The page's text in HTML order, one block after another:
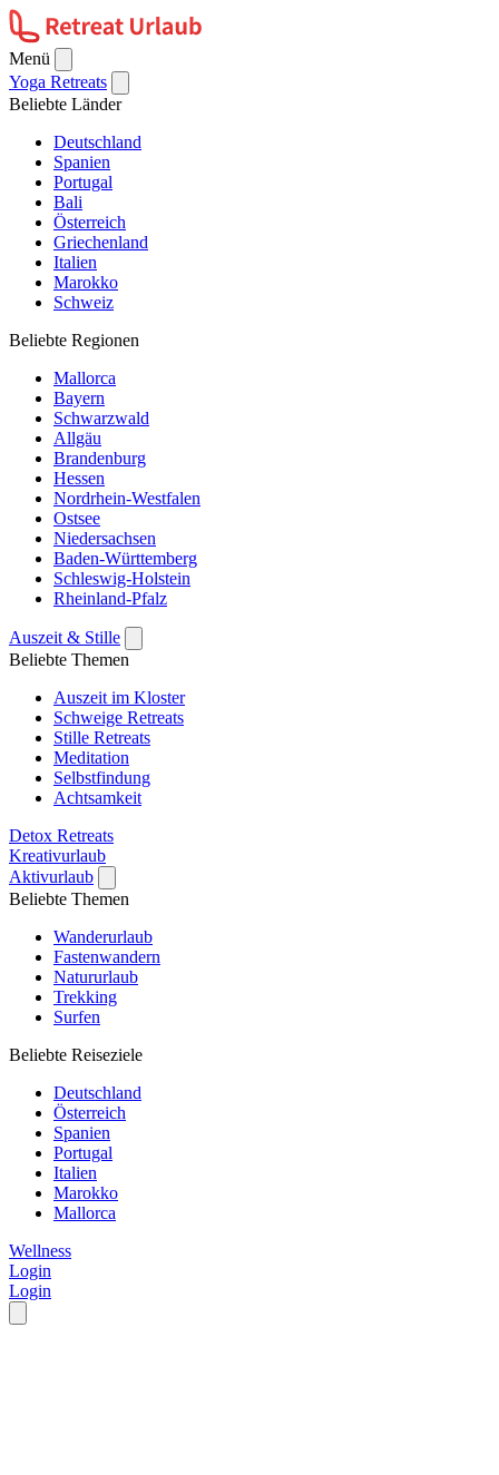
Menü
Yoga Retreats
Beliebte Länder
Deutschland
Spanien
Portugal
Bali
Österreich
Griechenland
Italien
Marokko
Schweiz
Beliebte Regionen
Mallorca
Bayern
Schwarzwald
Allgäu
Brandenburg
Hessen
Nordrhein-Westfalen
Ostsee
Niedersachsen
Baden-Württemberg
Schleswig-Holstein
Rheinland-Pfalz
Auszeit & Stille
Beliebte Themen
Auszeit im Kloster
Schweige Retreats
Stille Retreats
Meditation
Selbstfindung
Achtsamkeit
Detox Retreats
Kreativurlaub
Aktivurlaub
Beliebte Themen
Wanderurlaub
Fastenwandern
Natururlaub
Trekking
Surfen
Beliebte Reiseziele
Deutschland
Österreich
Spanien
Portugal
Italien
Marokko
Mallorca
Wellness
Login
Login